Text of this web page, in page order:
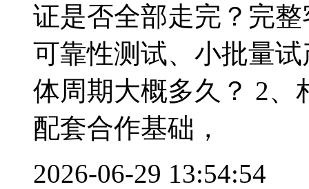
证是否全部走完？完
可靠性测试、小批量
体周期大概多久？ 2
配套合作基础，
2026-06-29 13:54:54